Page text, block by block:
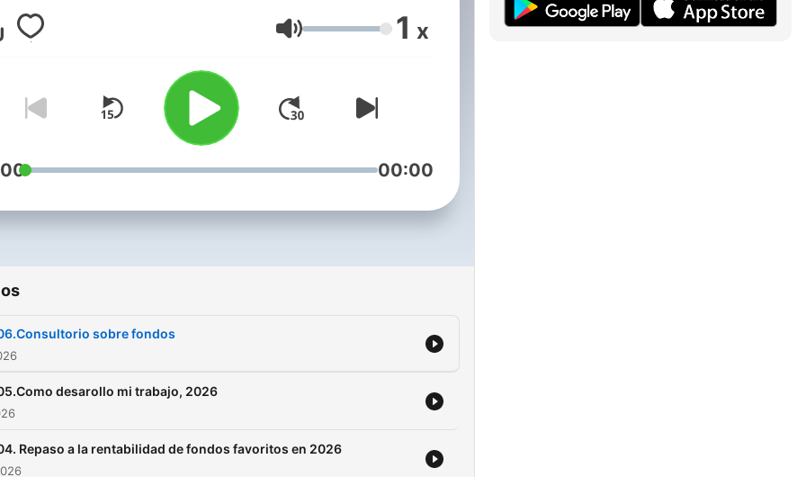
publicaciones son a título
personal. Temas principales
que se tratan en el Podcast:
Fondos de Inversión de
gestoras nacionales e
internacionales. Productos de
inversión y ahorro. Fiscalidad.
eusgomez@gmail.com
Volumen 1 x
00:00
sobre fondos
desarollo mi trabajo, 2026
Repaso a la rentabilidad de fondos favoritos en 2026